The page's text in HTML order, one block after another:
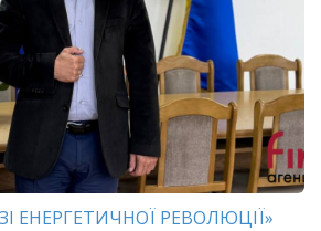
ЕНЕРГЕТИЧНОЇ РЕВОЛЮЦІЇ»